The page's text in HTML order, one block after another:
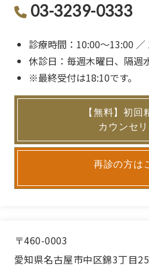
03-3239-0333
診療時間：10:00〜13:00 ／
休診日：毎週木曜日、隔週
※最終受付は18:10です。
【無料】初回
カウンセ
再診の方は
〒460-0003
愛知県名古屋市中区錦3丁目25